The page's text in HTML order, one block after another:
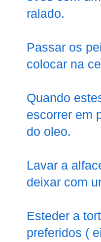
ralado.
Passar os
colocar na
Quando
escorrer em
do oleo.
Lavar a
deixar com
Esteder a
preferidos (